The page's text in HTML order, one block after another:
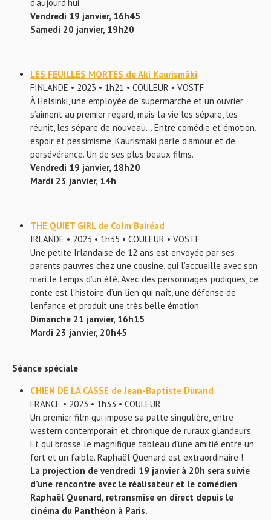
d’aujourd’hui.
Vendredi 19 janvier, 16h45
Samedi 20 janvier, 19h20
LES FEUILLES MORTES de Aki Kaurismäki
FINLANDE • 2023 • 1h21 • COULEUR • VOSTF
À Helsinki, une employée de supermarché et un ouvrier
s’aiment au premier regard, mais la vie les sépare, les
réunit, les sépare de nouveau… Entre comédie et émotion,
espoir et pessimisme, Kaurismäki parle d’amour et de
persévérance. Un de ses plus beaux films.
Vendredi 19 janvier, 18h20
Mardi 23 janvier, 14h
THE QUIET GIRL de Colm Bairéad
IRLANDE • 2023 • 1h35 • COULEUR • VOSTF
Une petite Irlandaise de 12 ans est envoyée par ses
parents pauvres chez une cousine, qui l’accueille avec son
mari le temps d’un été. Avec des personnages pudiques, ce
conte est l’histoire d’un lien qui naît, une défense de
l’enfance et produit une très belle émotion.
Dimanche 21 janvier, 16h15
Mardi 23 janvier, 20h45
Séance spéciale
CHIEN DE LA CASSE de Jean-Baptiste Durand
FRANCE • 2023 • 1h33 • COULEUR
Un premier film qui impose sa patte singulière, entre
western contemporain et chronique de ruraux glandeurs.
Et qui brosse le magnifique tableau d’une amitié entre un
fort et un faible. Raphaël Quenard est extraordinaire !
La projection de vendredi 19 janvier à 20h sera suivie
d’une rencontre avec le réalisateur et le comédien
Raphaël Quenard, retransmise en direct depuis le
cinéma du Panthéon à Paris.